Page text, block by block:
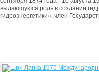
выдающуюся роль в создании
гидроэнергетики», член